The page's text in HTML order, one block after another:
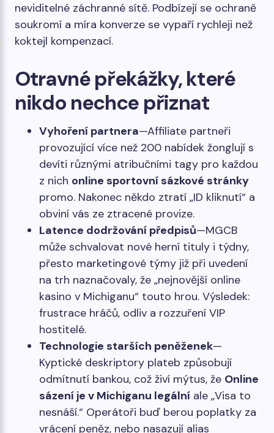
neviditelné záchranné sítě. Podbízejí se ochraně
soukromí a míra konverze se vypaří rychleji než
koktejl kompenzací.
Otravné překážky, které
nikdo nechce přiznat
Vyhoření partnera—Affiliate partneři
provozující více než 200 nabídek žonglují s
devíti různými atribučními tagy pro každou
z nich online sportovní sázkové stránky
promo. Nakonec někdo ztratí „ID kliknutí“ a
obviní vás ze ztracené provize.
Latence dodržování předpisů—MGCB
může schvalovat nové herní tituly i týdny,
přesto marketingové týmy již při uvedení
na trh naznačovaly, že „nejnovější online
kasino v Michiganu“ touto hrou. Výsledek:
frustrace hráčů, odliv a rozzuření VIP
hostitelé.
Technologie starších peněženek—
Kyptické deskriptory plateb způsobují
odmítnutí bankou, což živí mýtus, že Online
sázení je v Michiganu legální ale „Visa to
nesnáší.“ Operátoři buď berou poplatky za
vrácení peněz, nebo nasazují alias